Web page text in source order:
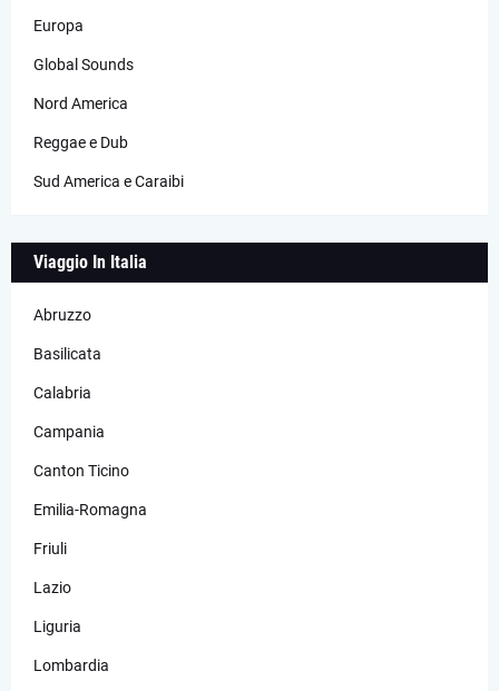
Europa
Global Sounds
Nord America
Reggae e Dub
Sud America e Caraibi
Viaggio In Italia
Abruzzo
Basilicata
Calabria
Campania
Canton Ticino
Emilia-Romagna
Friuli
Lazio
Liguria
Lombardia